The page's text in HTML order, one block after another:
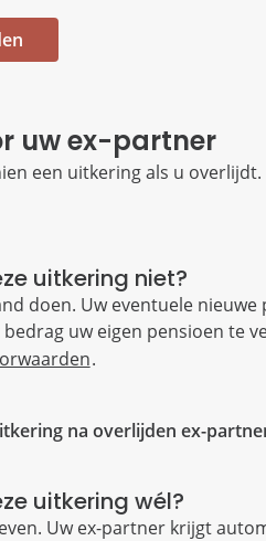
uw ex-partner
een uitkering als u
uitkering niet?
doen. Uw eventuele
uw eigen pensioen te
.
na overlijden ex-
uitkering wél?
Uw ex-partner krijgt